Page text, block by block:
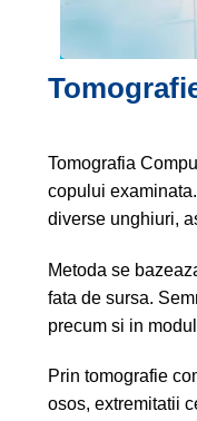
Tomografia
copului
diverse unghiuri,
Metoda se
fata de sursa.
precum si in
Prin tomografie
osos, extremitatii